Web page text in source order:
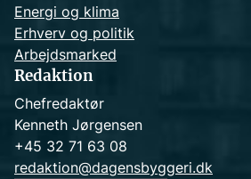
Energi og klima
Erhverv og politik
Arbejdsmarked
Redaktion
Chefredaktør
Kenneth Jørgensen
+45 32 71 63 08
redaktion@dagensbyggeri.dk